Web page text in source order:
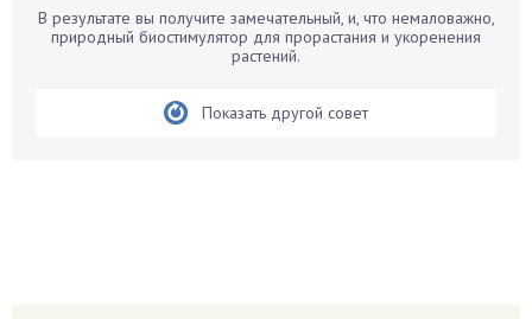
Бирючина
Бобовые
В результате вы получите замечательный, и, что немаловажно,
природный биостимулятор для прорастания и укоренения
растений.
Показать другой совет